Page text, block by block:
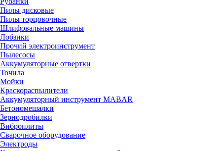
Пилы дисковые
Пилы торцовочные
Шлифовальные машины
Лобзики
Прочий электроинструмент
Пылесосы
Аккумуляторные отвертки
Точила
Мойки
Краскораспылители
Аккумуляторный инструмент MABAR
Бетономешалки
Зернодробилки
Виброплиты
Сварочное оборудование
Электроды